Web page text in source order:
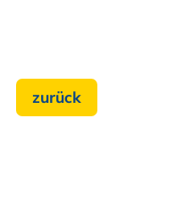
zurück